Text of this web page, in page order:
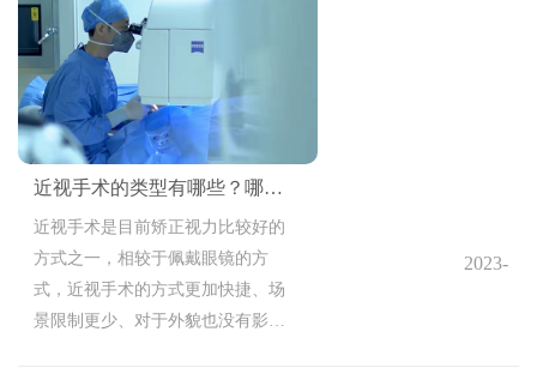
近视手术的类型有哪些？哪类效果比较好？
近视手术是目前矫正视力比较好的
方式之一，相较于佩戴眼镜的方
式，近视手术的方式更加快捷、场
景限制更少、对于外貌也没有影
2023-